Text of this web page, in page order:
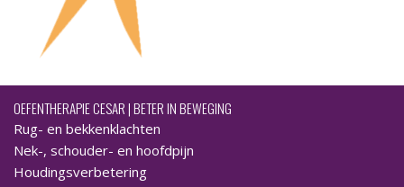
OEFENTHERAPIE CESAR | BETER IN BEWEGING
Rug- en bekkenklachten
Nek-, schouder- en hoofdpijn
Houdingsverbetering